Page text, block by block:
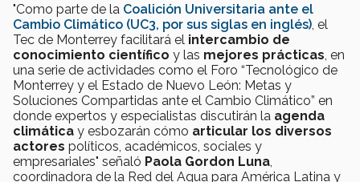
"Como parte de la Coalición Universitaria ante el
Cambio Climático (UC3, por sus siglas en inglés) , el
Tec de Monterrey facilitará el intercambio de
conocimiento científico y las mejores prácticas , en
una serie de actividades como el Foro “Tecnológico de
Monterrey y el Estado de Nuevo León: Metas y
Soluciones Compartidas ante el Cambio Climático” en
donde expertos y especialistas discutirán la agenda
climática y esbozarán cómo articular los diversos
actores políticos, académicos, sociales y
empresariales" señaló Paola Gordon Luna
coordinadora de la Red del Agua para América Latina y